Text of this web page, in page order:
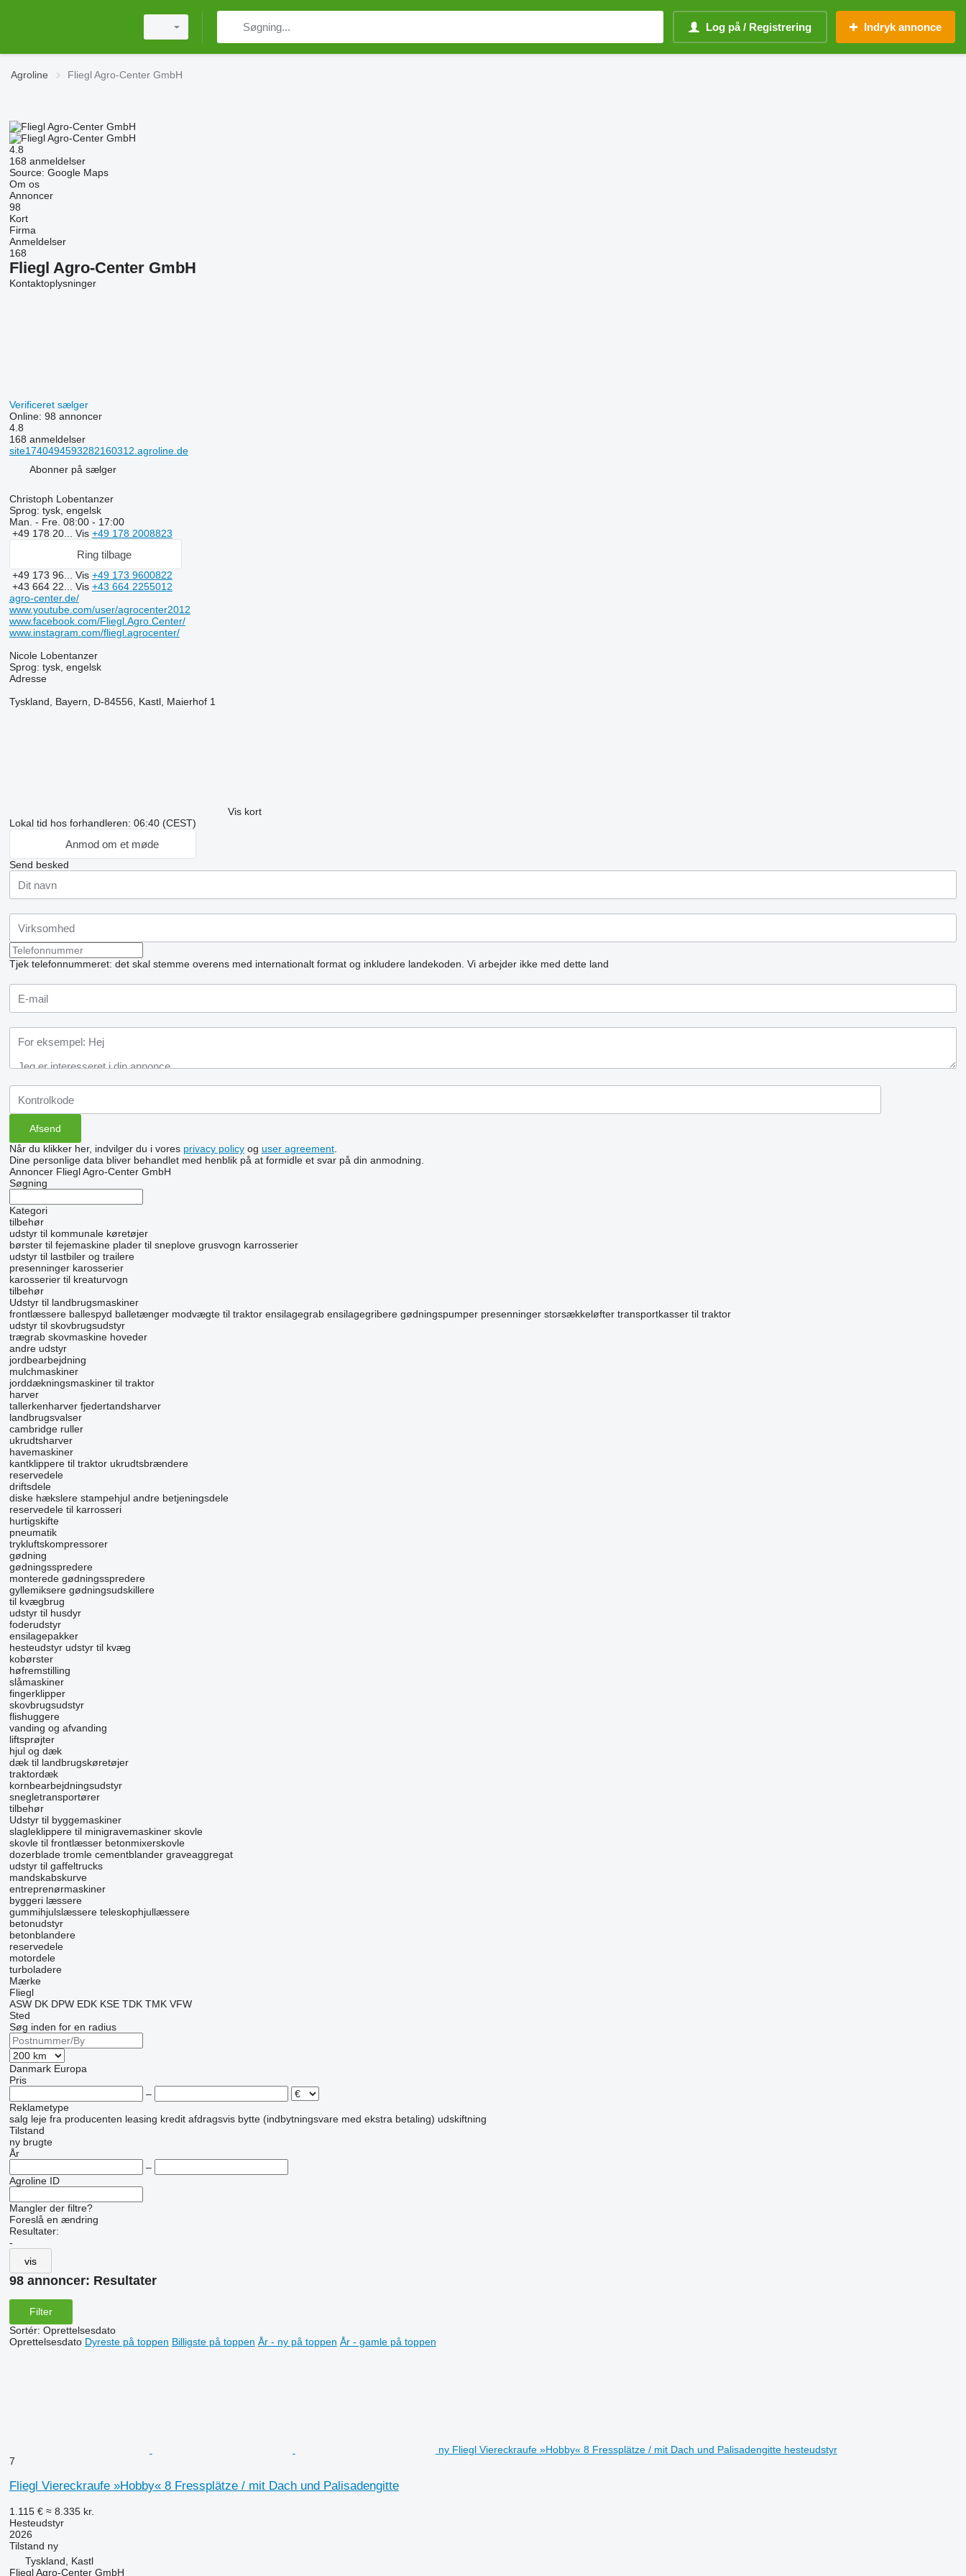
Log på / Registrering Indryk annonce
Agroline Fliegl Agro-Center GmbH
4.8
168 anmeldelser
Source: Google Maps
Om os
Annoncer
98
Kort
Firma
Anmeldelser
168
Fliegl Agro-Center GmbH
Kontaktoplysninger
Verificeret sælger
Online: 98 annoncer
4.8
168 anmeldelser
site1740494593282160312.agroline.de
Abonner på sælger
Christoph Lobentanzer
Sprog: tysk, engelsk
Man. - Fre. 08:00 - 17:00
+49 178 20... Vis +49 178 2008823
Ring tilbage
+49 173 96... Vis +49 173 9600822
+43 664 22... Vis +43 664 2255012
agro-center.de/
www.youtube.com/user/agrocenter2012
www.facebook.com/Fliegl.Agro.Center/
www.instagram.com/fliegl.agrocenter/
Nicole Lobentanzer
Sprog: tysk, engelsk
Adresse
Tyskland, Bayern, D-84556, Kastl, Maierhof 1
Vis kort
Lokal tid hos forhandleren: 06:40 (CEST)
Anmod om et møde
Send besked
Tjek telefonnummeret: det skal stemme overens med internationalt format og inkludere landekoden. Vi arbejder ikke med dette land
Når du klikker her, indvilger du i vores privacy policyog user agreement.
Dine personlige data bliver behandlet med henblik på at formidle et svar på din anmodning.
Annoncer Fliegl Agro-Center GmbH
Søgning
Kategori
tilbehør
udstyr til kommunale køretøjer
børster til fejemaskine plader til sneplove grusvogn karrosserier
udstyr til lastbiler og trailere
presenninger karosserier
karosserier til kreaturvogn
tilbehør
Udstyr til landbrugsmaskiner
frontlæssere ballespyd balletænger modvægte til traktor ensilagegrab ensilagegribere gødningspumper presenninger storsækkeløfter transportkasser til traktor
udstyr til skovbrugsudstyr
trægrab skovmaskine hoveder
andre udstyr
jordbearbejdning
mulchmaskiner
jorddækningsmaskiner til traktor
harver
tallerkenharver fjedertandsharver
landbrugsvalser
cambridge ruller
ukrudtsharver
havemaskiner
kantklippere til traktor ukrudtsbrændere
reservedele
driftsdele
diske hækslere stampehjul andre betjeningsdele
reservedele til karrosseri
hurtigskifte
pneumatik
trykluftskompressorer
gødning
gødningsspredere
monterede gødningsspredere
gyllemiksere gødningsudskillere
til kvægbrug
udstyr til husdyr
foderudstyr
ensilagepakker
hesteudstyr udstyr til kvæg
kobørster
høfremstilling
slåmaskiner
fingerklipper
skovbrugsudstyr
flishuggere
vanding og afvanding
liftsprøjter
hjul og dæk
dæk til landbrugskøretøjer
traktordæk
kornbearbejdningsudstyr
snegletransportører
tilbehør
Udstyr til byggemaskiner
slagleklippere til minigravemaskiner skovle
skovle til frontlæsser betonmixerskovle
dozerblade tromle cementblander graveaggregat
udstyr til gaffeltrucks
mandskabskurve
entreprenørmaskiner
byggeri læssere
gummihjulslæssere teleskophjullæssere
betonudstyr
betonblandere
reservedele
motordele
turboladere
Mærke
Fliegl
ASW DK DPW EDK KSE TDK TMK VFW
Sted
Søg inden for en radius
Danmark Europa
Pris
–
Reklametype
salg leje fra producenten leasing kredit afdragsvis bytte (indbytningsvare med ekstra betaling) udskiftning
Tilstand
ny brugte
År
–
Agroline ID
Mangler der filtre?
Foreslå en ændring
Resultater:
-
vis
98 annoncer: Resultater
Filter
Sortér: Oprettelsesdato
Oprettelsesdato Dyreste på toppen Billigste på toppen År - ny på toppen År - gamle på toppen
ny Fliegl Viereckraufe »Hobby« 8 Fressplätze / mit Dach und Palisadengitte hesteudstyr
7
Fliegl Viereckraufe »Hobby« 8 Fressplätze / mit Dach und Palisadengitte
1.115 € ≈ 8.335 kr.
Hesteudstyr
2026
Tilstand ny
Tyskland, Kastl
Fliegl Agro-Center GmbH